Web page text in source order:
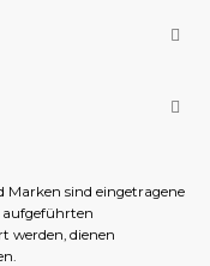
sind eingetragene
aufgeführten
werden, dienen